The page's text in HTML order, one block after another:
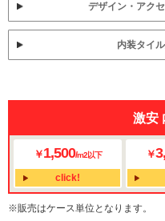
デザイン・アク
内装タイ
激安
￥1,500/m2以下
click!
￥
※販売はケース単位となります。